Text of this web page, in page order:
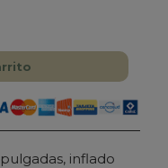
inflado